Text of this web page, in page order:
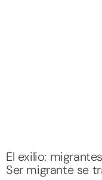
El exilio:
Ser migrante se